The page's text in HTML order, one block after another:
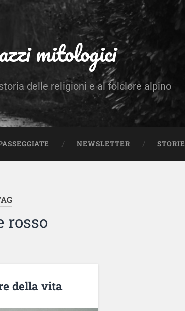
mitologici
delle religioni e al folclore alpino
NEWSLETTER STORIE
rosso
della vita